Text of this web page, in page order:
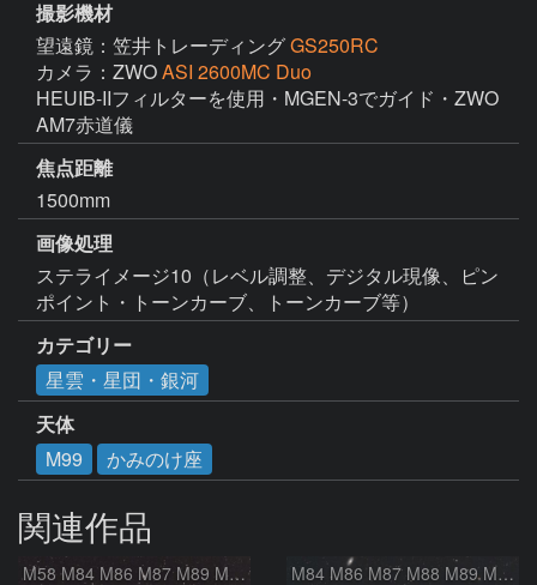
撮影機材
望遠鏡：笠井トレーディングGS250RC
カメラ：ZWOASI 2600MC Duo
HEUIB-IIフィルターを使用・MGEN-3でガイド・ZWO
AM7赤道儀
焦点距離
1500mm
画像処理
ステライメージ10（レベル調整、デジタル現像、ピン
ポイント・トーンカーブ、トーンカーブ等）
カテゴリー
星雲・星団・銀河
天体
M99
かみのけ座
関連作品
M58 M84 M86 M87 M89 M90 マルカリアンの銀河鎖 おとめ座 かみのけ座 M84 M86 M87 M88 M89 M90 M91 マルカリアンの銀河鎖 おとめ座 かみのけ座